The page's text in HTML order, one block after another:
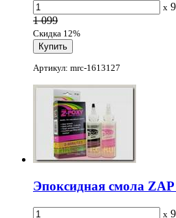
x
1 099
Скидка 12%
Артикул: mrc-1613127
Эпоксидная смола
x